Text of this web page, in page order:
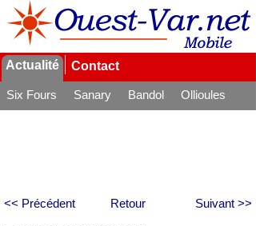
Actualité Contact
Six Fours Sanary Bandol
Ollioules
Retour
<< Précédent Suivant >>